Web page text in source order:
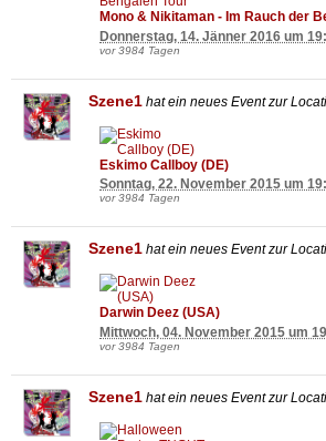
Mono & Nikitaman - Im Rauch der
Donnerstag, 14. Jänner 2016 um
vor 3984 Tagen
Szene1 hat ein neues Event zur
Eskimo Callboy (DE)
Sonntag, 22. November 2015 um
vor 3984 Tagen
Szene1 hat ein neues Event zur
Darwin Deez (USA)
Mittwoch, 04. November 2015 um
vor 3984 Tagen
Szene1 hat ein neues Event zur